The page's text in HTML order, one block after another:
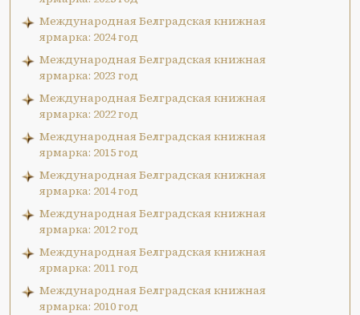
Международная Белградская книжная
ярмарка: 2024 год
Международная Белградская книжная
ярмарка: 2023 год
Международная Белградская книжная
ярмарка: 2022 год
Международная Белградская книжная
ярмарка: 2015 год
Международная Белградская книжная
ярмарка: 2014 год
Международная Белградская книжная
ярмарка: 2012 год
Международная Белградская книжная
ярмарка: 2011 год
Международная Белградская книжная
ярмарка: 2010 год